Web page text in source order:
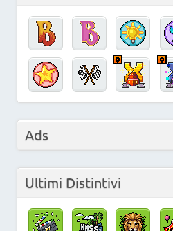
Ads
Ultimi Distintivi